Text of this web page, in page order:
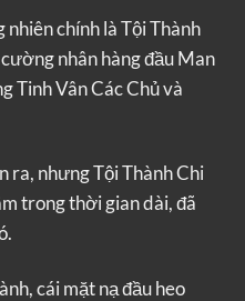
chính là Tội Thành
nhân hàng đầu Man
Tinh Vân Các Chủ và
ra, nhưng Tội Thành Chi
trong thời gian dài, đã
cái mặt nạ đầu heo